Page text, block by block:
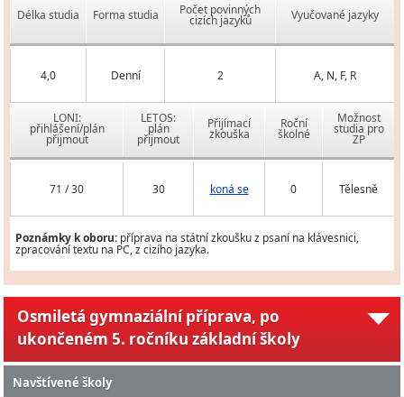
Délka studia Forma studia Počet povinných
cizích jazyků Vyučované jazyky
4,0 Denní 2 A, N, F, R
LONI:
přihlášení/plán
přijmout
LETOS:
plán
přijmout
Přijímací
zkouška
Roční
školné
Možnost
studia pro
ZP
71 / 30 30 koná se 0 Tělesně
Poznámky k oboru: příprava na státní zkoušku z psaní na klávesnici,
zpracování textu na PC, z cizího jazyka.
Osmiletá gymnaziální příprava, po
ukončeném 5. ročníku základní školy
Navštívené školy